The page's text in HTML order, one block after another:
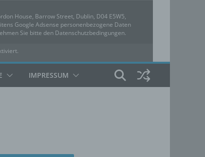
House, Barrow Street, Dublin, D04 E5W5,
Google Adsense personenbezogene Daten
Sie bitte den Datenschutzbedingungen.
IMPRESSUM